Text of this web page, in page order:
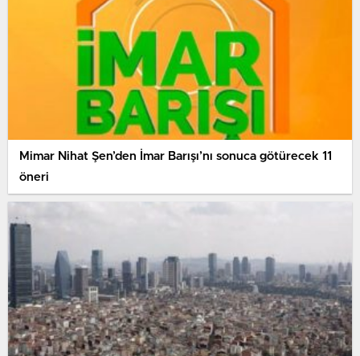
Mimar Nihat Şen’den İmar Barışı’nı sonuca götürecek 11
öneri